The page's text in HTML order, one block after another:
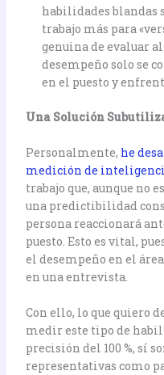
habilidades blandas
trabajo más para
genuina de evaluar
desempeño solo se
en el puesto y
Una Solución
Personalmente, he
medición de
trabajo que, aunque no
una predictibilidad
persona reaccionará
puesto. Esto es vital,
el desempeño en el
en una entrevista.
Con ello, lo que quiero
medir este tipo de
precisión del 100 %, sí
representativas como